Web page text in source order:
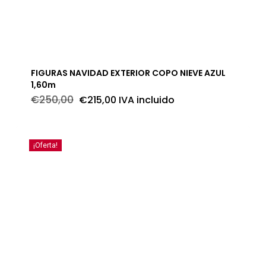
FIGURAS NAVIDAD EXTERIOR COPO NIEVE AZUL
1,60m
€250,00 El
precio
€215,00ElIVA incluido
¡Oferta!